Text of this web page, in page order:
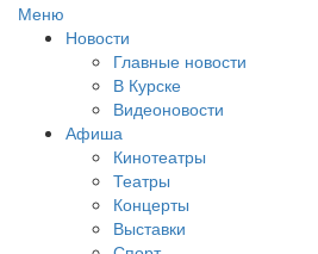
Меню
Новости
Главные новости
В Курске
Видеоновости
Афиша
Кинотеатры
Театры
Концерты
Выставки